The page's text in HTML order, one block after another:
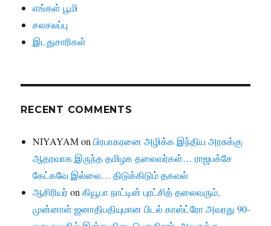
எங்கள் பூமி
சலசலப்பு
இடதுசாரிகள்
RECENT COMMENTS
NIYAYAMonபிரபாகரனை அழிக்க இந்திய அரசுக்கு
ஆதரவாக இருந்த தமிழக தலைவர்கள்… ராஜபக்சே
கேட்கவே இல்லை… திடுக்கிடும் தகவல்
ஆசிரியர்onகியூபா நாட்டின் புரட்சித் தலைவரும்,
முன்னாள் ஜனாதிபதியுமான பிடல் காஸ்ட்ரோ அவரது 90-